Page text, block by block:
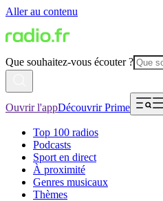
Aller au contenu
Que souhaitez-vous écouter ?
Ouvrir l'appDécouvrir Prime
Top 100 radios
Podcasts
Sport en direct
À proximité
Genres musicaux
Thèmes